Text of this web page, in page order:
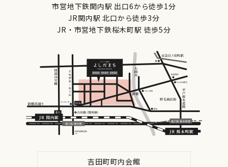
市営地下鉄関内駅 出口6から徒歩1分
JR関内駅 北口から徒歩3分
JR・市営地下鉄桜木町駅 徒歩5分
吉田町町内会館